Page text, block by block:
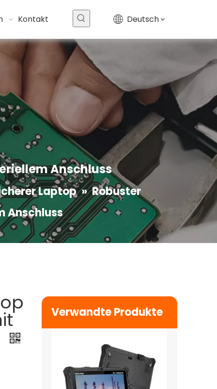
Kontakt Deutsch
Anschluss
Laptop »Robuster
Anschluss
Verwandte Produkte
Handliches, sturzsicheres, robustes Industrie-Smartphone
0
0